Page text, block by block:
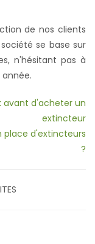
de nos clients
se base sur
n'hésitant pas à
avant d'acheter un
extincteur
place d'extincteurs
?